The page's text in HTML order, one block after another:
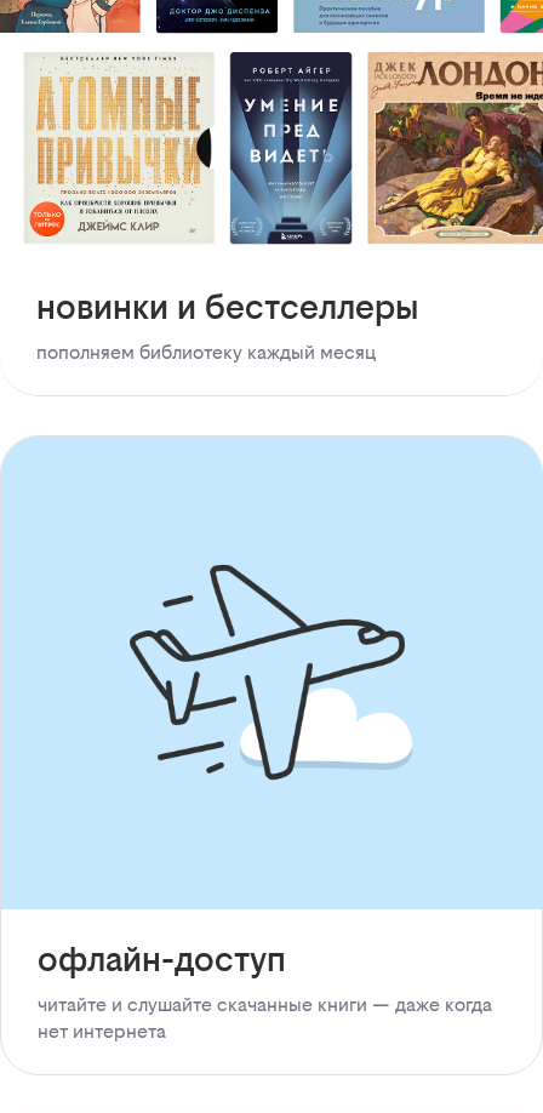
новинки и бестселлеры
пополняем библиотеку каждый месяц
офлайн-доступ
читайте и слушайте скачанные книги — даже когда
нет интернета